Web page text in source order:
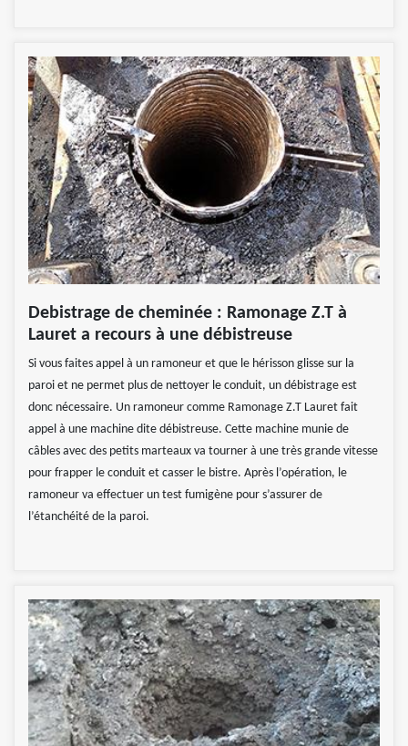
Debistrage de cheminée : Ramonage Z.T à
Lauret a recours à une débistreuse
Si vous faites appel à un ramoneur et que le hérisson glisse sur la
paroi et ne permet plus de nettoyer le conduit, un débistrage est
donc nécessaire. Un ramoneur comme Ramonage Z.T Lauret fait
appel à une machine dite débistreuse. Cette machine munie de
câbles avec des petits marteaux va tourner à une très grande vitesse
pour frapper le conduit et casser le bistre. Après l’opération, le
ramoneur va effectuer un test fumigène pour s’assurer de
l’étanchéité de la paroi.